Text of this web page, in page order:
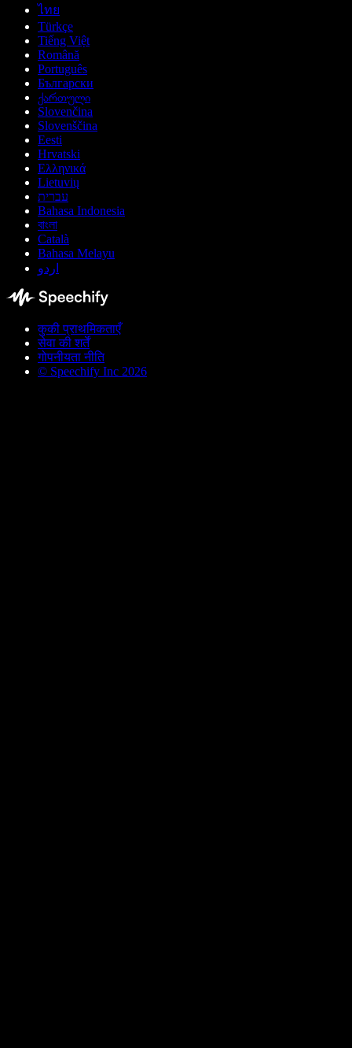
ไทย
Türkçe
Tiếng Việt
Română
Português
Български
ქართული
Slovenčina
Slovenščina
Eesti
Hrvatski
Ελληνικά
Lietuvių
עברית
Bahasa Indonesia
বাংলা
Català
Bahasa Melayu
اردو
कुकी प्राथमिकताएँ
सेवा की शर्तें
गोपनीयता नीति
© Speechify Inc 2026